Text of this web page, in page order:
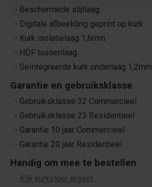
- Beschermede slijtlaag
- Digitale afbeelding geprint op kurk
- Kurk isolatielaag 1,6mm
- HDF tussenlaag
- Geïntegreerde kurk onderlaag 1,2mm
Garantie en gebruiksklasse
- Gebruiksklasse 32 Commercieel
- Gebruiksklasse 23 Residentieel
- Garantie 10 jaar Commercieel
- Garantie 20 jaar Residentieel
Handig om mee te bestellen
- Klik kurkvloer legset